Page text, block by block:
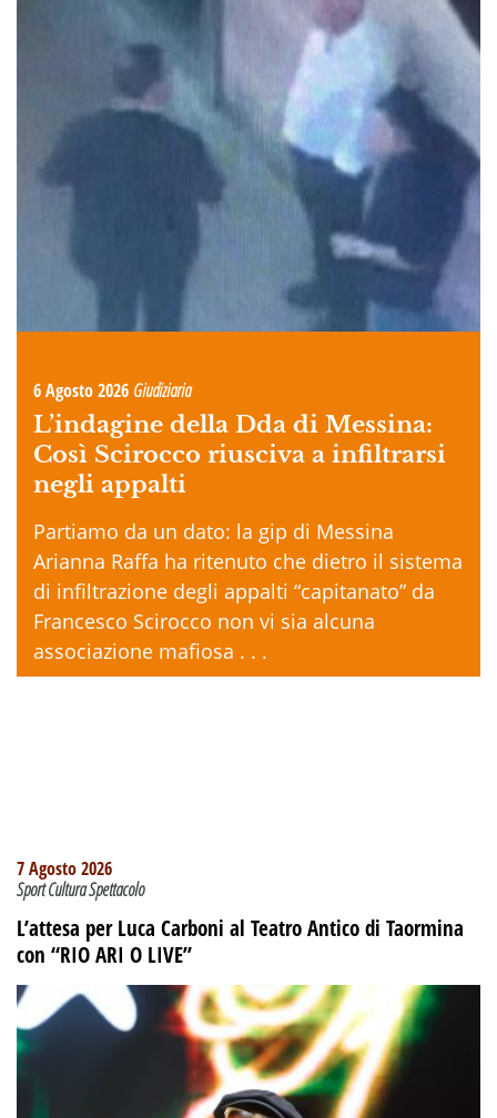
6 Agosto 2026 Giudiziaria
L’indagine della Dda di Messina:
Così Scirocco riusciva a infiltrarsi
negli appalti
Partiamo da un dato: la gip di Messina
Arianna Raffa ha ritenuto che dietro il sistema
di infiltrazione degli appalti “capitanato” da
Francesco Scirocco non vi sia alcuna
associazione mafiosa . . .
7 Agosto 2026
Sport Cultura Spettacolo
L’attesa per Luca Carboni al Teatro Antico di Taormina
con “RIO ARI O LIVE”